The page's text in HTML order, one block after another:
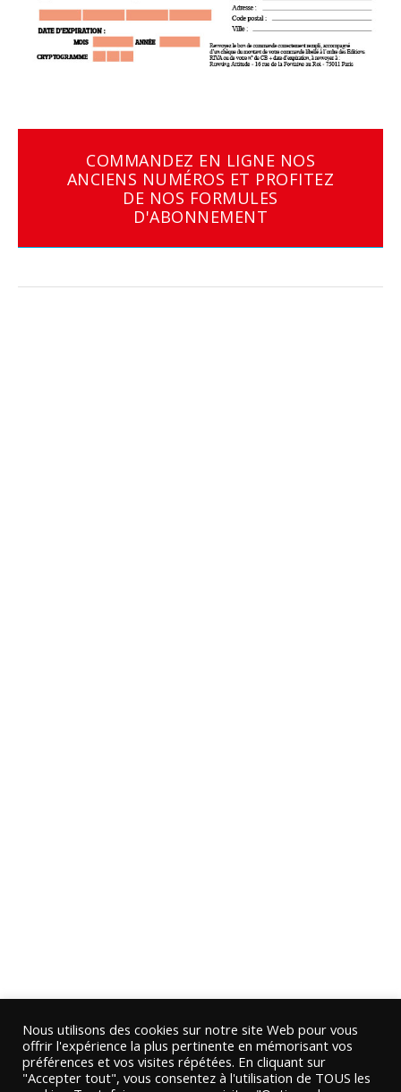
COMMANDEZ EN LIGNE NOS
ANCIENS NUMÉROS ET PROFITEZ
DE NOS FORMULES
D'ABONNEMENT
Nous utilisons des cookies sur notre site Web pour vous
offrir l'expérience la plus pertinente en mémorisant vos
préférences et vos visites répétées. En cliquant sur
"Accepter tout", vous consentez à l'utilisation de TOUS les